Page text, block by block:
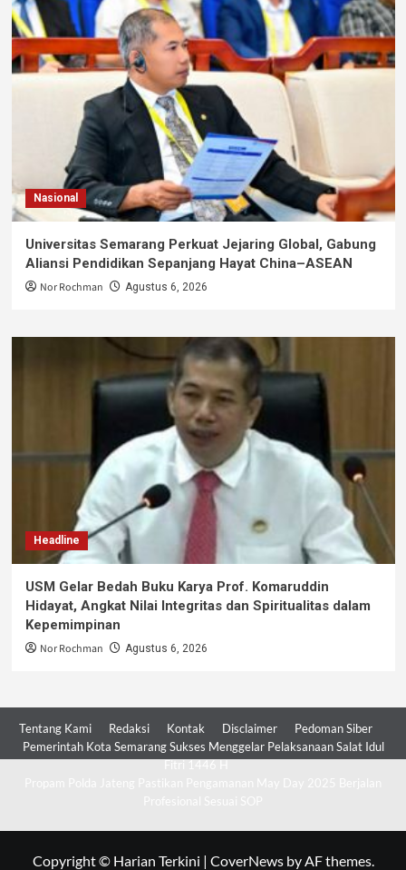
Nasional
Universitas Semarang Perkuat Jejaring Global, Gabung
Aliansi Pendidikan Sepanjang Hayat China–ASEAN
Nor Rochman Agustus 6, 2026
Headline
USM Gelar Bedah Buku Karya Prof. Komaruddin
Hidayat, Angkat Nilai Integritas dan Spiritualitas dalam
Kepemimpinan
Nor Rochman Agustus 6, 2026
Tentang Kami Redaksi Kontak Disclaimer
Pedoman Siber
Pemerintah Kota Semarang Sukses Menggelar Pelaksanaan Salat Idul
Copyright © Harian Terkini | CoverNewsby AF themes.